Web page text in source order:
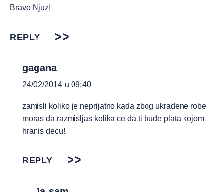
Bravo Njuz!
REPLY
gagana
24/02/2014 u 09:40
zamisli koliko je neprijatno kada zbog ukradene robe
moras da razmisljas kolika ce da ti bude plata kojom
hranis decu!
REPLY